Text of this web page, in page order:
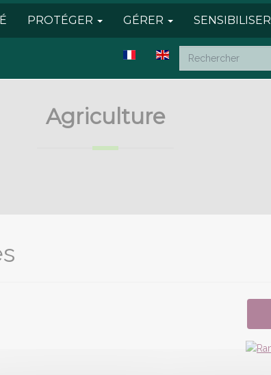
PROTÉGER GÉRER SENSIBILISER
Agriculture